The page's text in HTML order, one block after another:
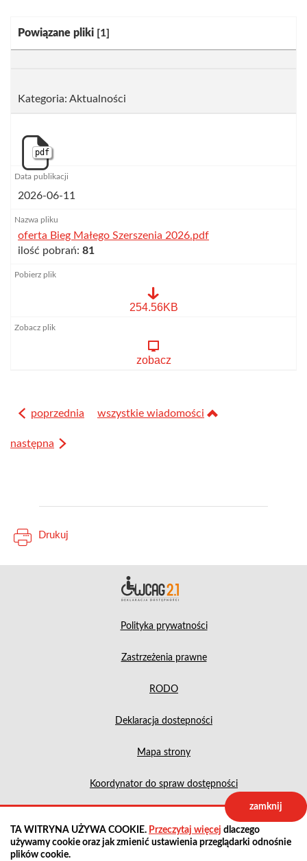
TA WITRYNA UŻYWA COOKIE. Przeczytaj więcej dlaczego
używamy cookie oraz jak zmienić ustawienia przeglądarki odnośnie
plików cookie.
zamknij
Kategoria:
Powiązane pliki [1]
Kategoria: Aktualności
pdf
2026-06-11
oferta Bieg Małego Szerszenia 2026.pdf
ilość pobrań: 81
Małego
254.56KB
zobacz
poprzednia wszystkie wiadomości
następna
Drukuj
Polityka prywatności
Zastrzeżenia prawne
RODO
Deklaracja dostepności
Mapa strony
Koordynator do spraw dostępności
Projekt: IntraCOM.pl